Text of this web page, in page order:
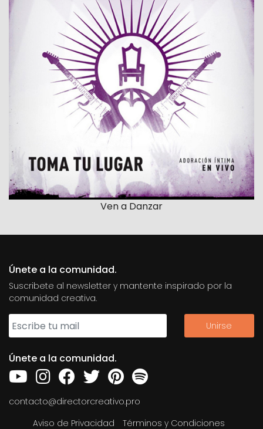
Ven a Danzar
Únete a la comunidad.
Suscribete al newsletter y mantente inspirado por la
comunidad creativa.
Únete a la comunidad.
contacto@directorcreativo.pro
Aviso de Privacidad
Términos y Condiciones